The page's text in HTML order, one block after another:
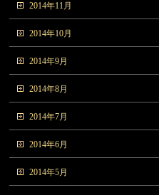
2014年11月
2014年10月
2014年9月
2014年8月
2014年7月
2014年6月
2014年5月